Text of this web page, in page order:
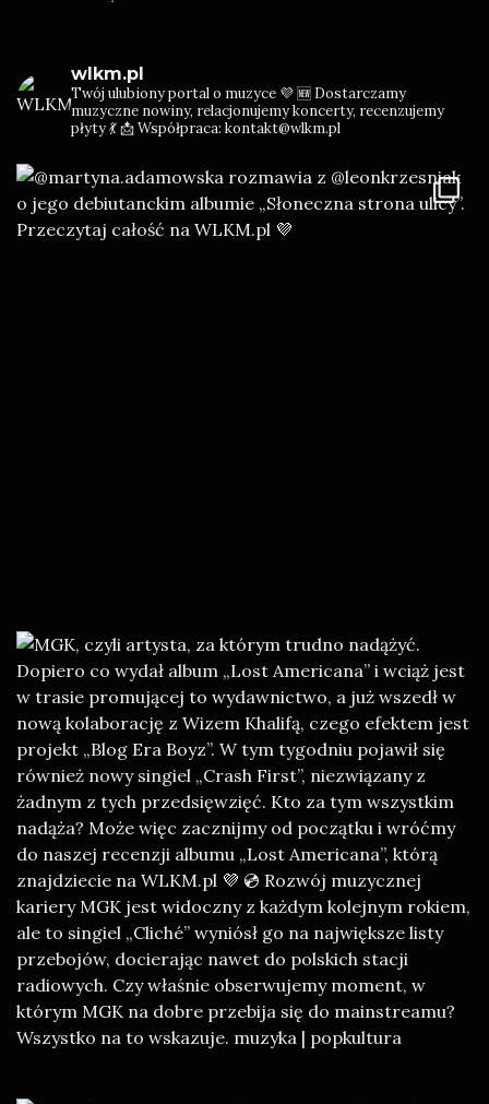
wlkm.pl
Twój ulubiony portal o muzyce 💜 🆕 Dostarczamy
muzyczne nowiny, relacjonujemy koncerty, recenzujemy
płyty 💃📩 Współpraca: kontakt@wlkm.pl